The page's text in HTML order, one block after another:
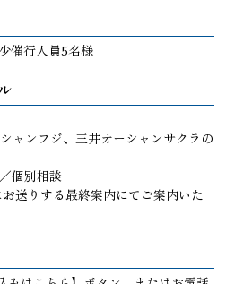
催行人員5名様
ャンフジ、三井オーシャンサクラの
個別相談
送りする最終案内にてご案内いた